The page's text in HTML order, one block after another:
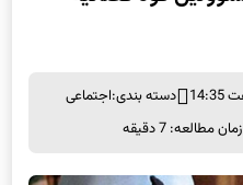
زمان مطالعه: 7 دقیقه